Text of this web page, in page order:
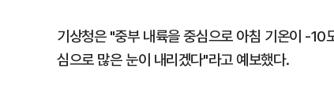
기상청은 "중부 내륙을 중심으로 아침 기온이 -10
심으로 많은 눈이 내리겠다"라고 예보했다.